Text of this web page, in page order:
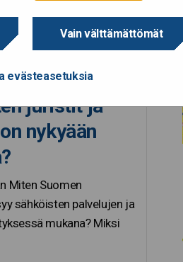
Vain välttämättömät
evästeasetuksia
juristit ja
nykyään
Miten Suomen
sähköisten palvelujen ja
mukana? Miksi